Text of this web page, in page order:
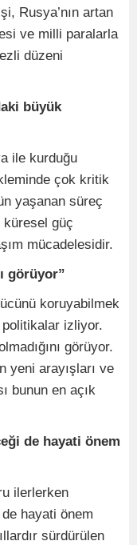
Rusya’nın artan
ve milli paralarla
düzeni
büyük
ile kurduğu
çok kritik
yaşanan süreç
güç
mücadelesidir.
görüyor”
koruyabilmek
politikalar izliyor.
görüyor.
yeni arayışları ve
bunun en açık
de hayati önem
ilerlerken
hayati önem
sürdürülen